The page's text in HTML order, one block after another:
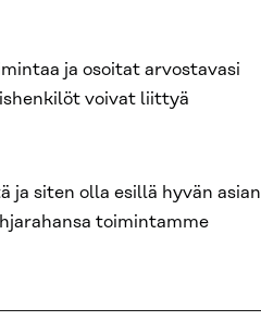
ja osoitat arvostavasi
voivat liittyä
ja siten olla esillä hyvän asian
toimintamme